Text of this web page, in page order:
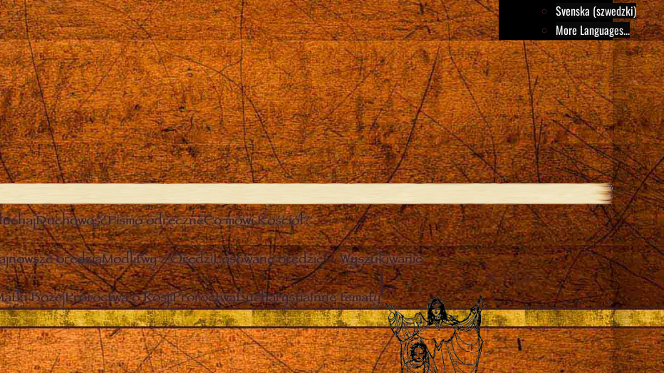
Svenska (szwedzki)
More Languages...
DuchowośćPismo odręczneCo mówi Kościół?
orędziaModlitwy z OrędziLosowane orędzie Wyszukiwanie
BożejProroctwa o RosjiProroctwaEucharystiaInne tematy
Close